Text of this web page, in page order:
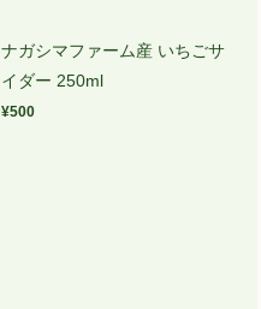
ナガシマファーム産 いちごサ
イダー 250ml
¥500